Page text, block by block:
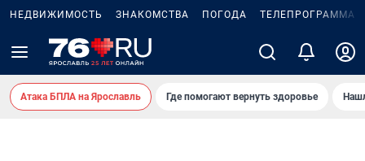
НЕДВИЖИМОСТЬ ЗНАКОМСТВА ПОГОДА ТЕЛЕПРОГРАММА
Атака БПЛА на Ярославль Где помогают вернуть здоровье